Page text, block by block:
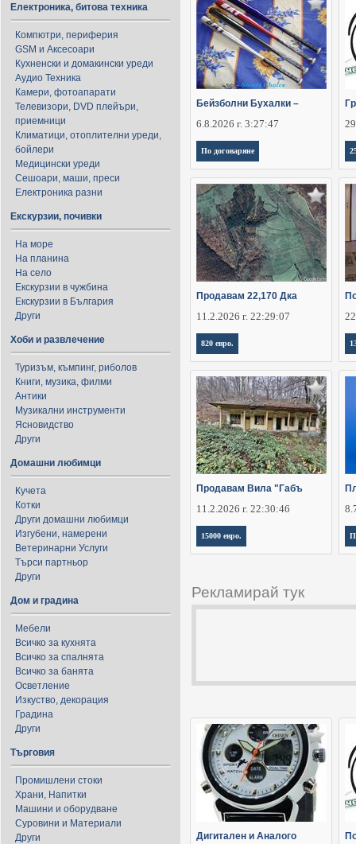
Електроника, битова техника
Компютри, периферия
GSM и Аксесоари
Кухненски и домакински уреди
Аудио Техника
Камери, фотоапарати
Телевизори, DVD плейъри,
приемници
Климатици, отоплителни уреди,
бойлери
Медицински уреди
Сешоари, маши, преси
Електроника разни
Екскурзии, почивки
На море
На планина
На село
Екскурзии в чужбина
Екскурзии в България
Други
Хоби и развлечение
Туризъм, къмпинг, риболов
Книги, музика, филми
Антики
Музикални инструменти
Ясновидство
Други
Домашни любимци
Кучета
Котки
Други домашни любимци
Изгубени, намерени
Ветеринарни Услуги
Търси партньор
Други
Дом и градина
Мебели
Всичко за кухнята
Всичко за спалнята
Всичко за банята
Осветление
Изкуство, декорация
Градина
Други
Търговия
Промишлени стоки
Храни, Напитки
Машини и оборудване
Суровини и Материали
Други
Бейзболни Бухалки –
6.8.2026 г. 3:27:47
По договаряне
Продавам 22,170 Дка
11.2.2026 г. 22:29:07
820 евро.
Продавам Вила "Габъ
11.2.2026 г. 22:30:46
15000 евро.
Рекламирай тук
Дигитален и Аналого